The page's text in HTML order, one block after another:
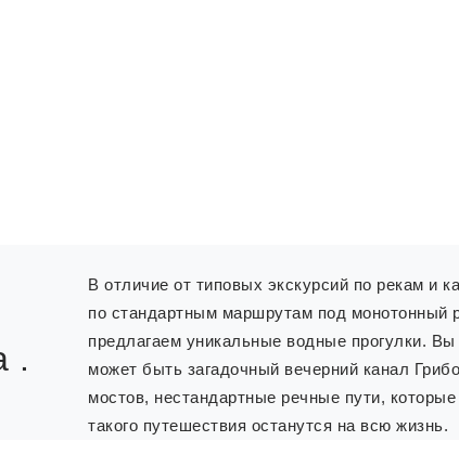
.
В отличие от типовых экскурсий по рекам и
по стандартным маршрутам под монотонный
предлагаем уникальные водные прогулки.
может быть загадочный вечерний канал
мостов, нестандартные речные пути,
такого путешествия останутся на всю жизнь.